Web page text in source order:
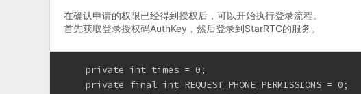
在确认申请的权限已经得到授权后，可以开始执行登录流程。
首先获取登录授权码AuthKey，然后登录到StarRTC的服务。
    private int times = 0;
    private final int REQUEST_PHONE_PERMISSIONS = 0;